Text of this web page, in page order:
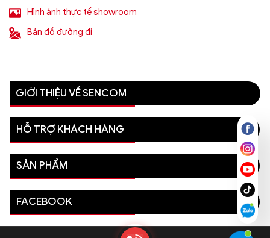
Hình ảnh thực tế showroom
Bản đồ đường đi
GIỚI THIỆU VỀ SENCOM
HỖ TRỢ KHÁCH HÀNG
SẢN PHẨM
FACEBOOK